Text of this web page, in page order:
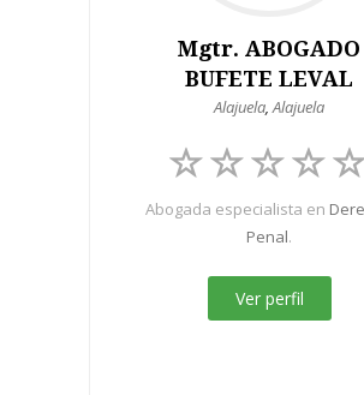
Mgtr. ABOGADO
BUFETE LEVAL
Alajuela,Alajuela
Abogada especialista en
Penal.
Ver perfil